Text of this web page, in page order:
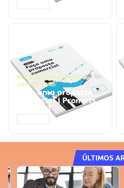
NEGÓCIOS, PROCESSOS
EMPRESARIAIS
Faça uma proposta
comercial | Prompts
ChatGPT
ÚLTIMOS